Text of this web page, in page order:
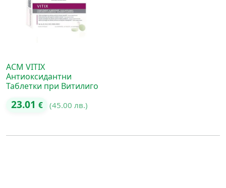
ACM VITIX
Антиоксидантни
Таблетки при Витилиго
23.01 € (45.00 лв.)